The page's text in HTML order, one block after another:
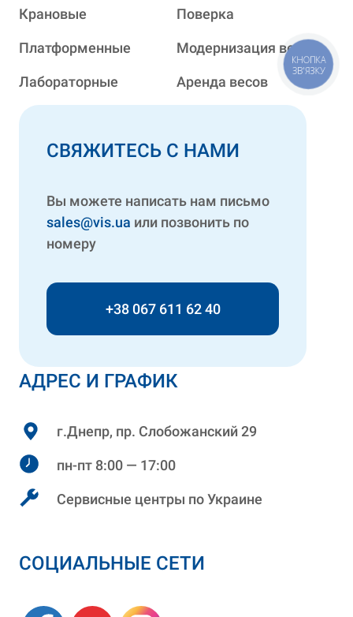
АДРЕС И ГРАФИК
г.Днепр, пр. Слобожанский 29
пн-пт 8:00 — 17:00
Сервисные центры по Украине
СОЦИАЛЬНЫЕ СЕТИ
Крановые
Платформенные
Лабораторные
Поверка
Модернизация весов
Аренда весов
СВЯЖИТЕСЬ С НАМИ
Вы можете написать нам письмо
sales@vis.ua или позвонить по
номеру
+38 067 611 62 40
КНОПКА
ЗВ'ЯЗКУ